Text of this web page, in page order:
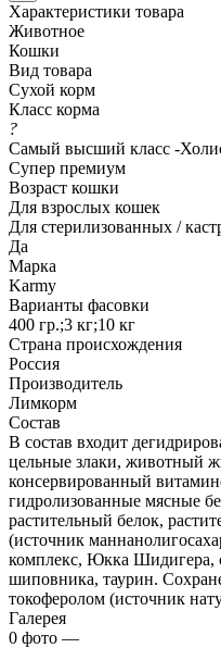
Характеристики товара
Животное
Кошки
Вид товара
Сухой корм
Класс корма
?
Самый высший класс -
Супер премиум
Возраст кошки
Для взрослых кошек
Для стерилизованных /
Да
Марка
Karmy
Варианты фасовки
400 гр.;3 кг;10 кг
Страна происхождения
Россия
Производитель
Лимкорм
Состав
В состав входит
цельные злаки, животный
консервированный
гидролизованные мясные
растительный белок,
(источник
комплекс, Юкка Шидигера,
шиповника, таурин.
токоферолом (источник
Галерея
0 фото —